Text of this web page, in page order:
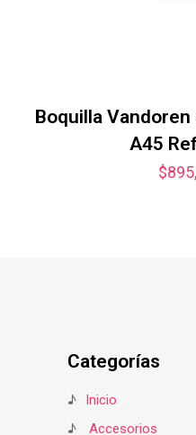
Boquilla
A45
$
Categorías
♪
Inicio
♪
Accesorios